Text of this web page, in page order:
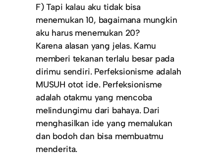
F) Tapi kalau aku tidak bisa
menemukan 10, bagaimana mungkin
aku harus menemukan 20?
Karena alasan yang jelas. Kamu
memberi tekanan terlalu besar pada
dirimu sendiri. Perfeksionisme adalah
MUSUH otot ide. Perfeksionisme
adalah otakmu yang mencoba
melindungimu dari bahaya. Dari
menghasilkan ide yang memalukan
dan bodoh dan bisa membuatmu
menderita.